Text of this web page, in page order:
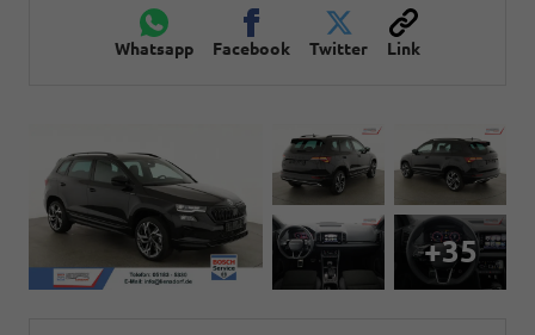
Whatsapp Facebook Twitter Link
+35